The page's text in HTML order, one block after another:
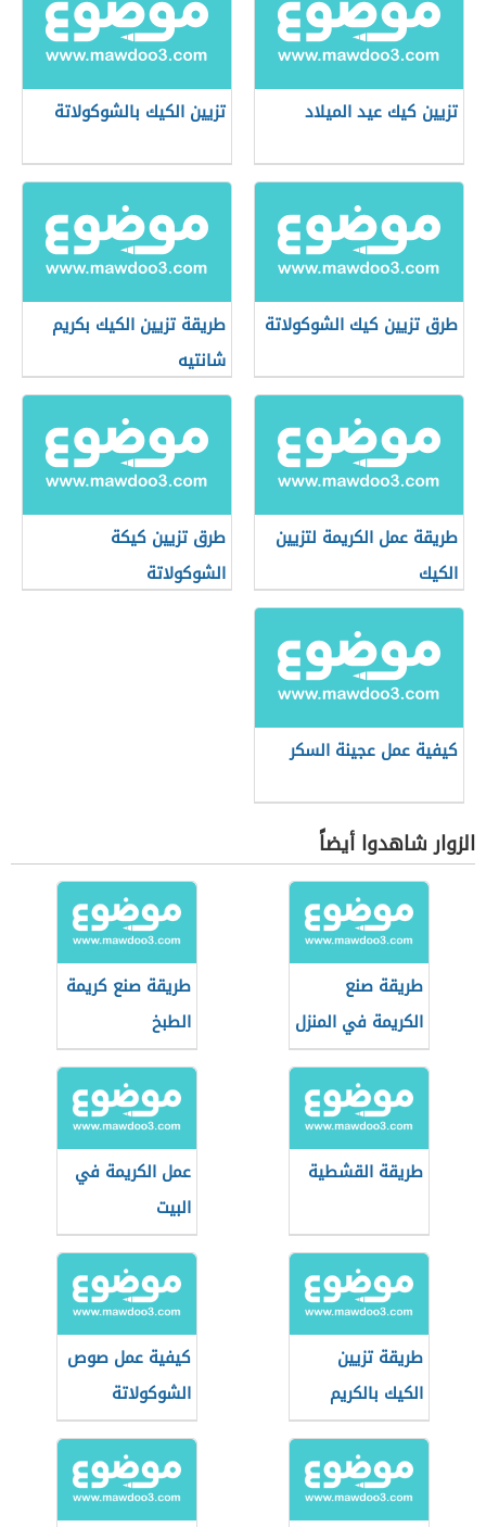
تزيين كيك عيد الميلاد تزيين الكيك بالشوكولاتة
طرق تزيين كيك الشوكولاتة
طريقة تزيين الكيك بكريم
شانتيه
طريقة عمل الكريمة لتزيين
الكيك
طرق تزيين كيكة
الشوكولاتة
كيفية عمل عجينة السكر
الزوار شاهدوا أيضاً
طريقة صنع
الكريمة في المنزل
طريقة صنع كريمة
الطبخ
طريقة القشطية
عمل الكريمة في
البيت
طريقة تزيين
الكيك بالكريم
شانتيه
كيفية عمل صوص
الشوكولاتة